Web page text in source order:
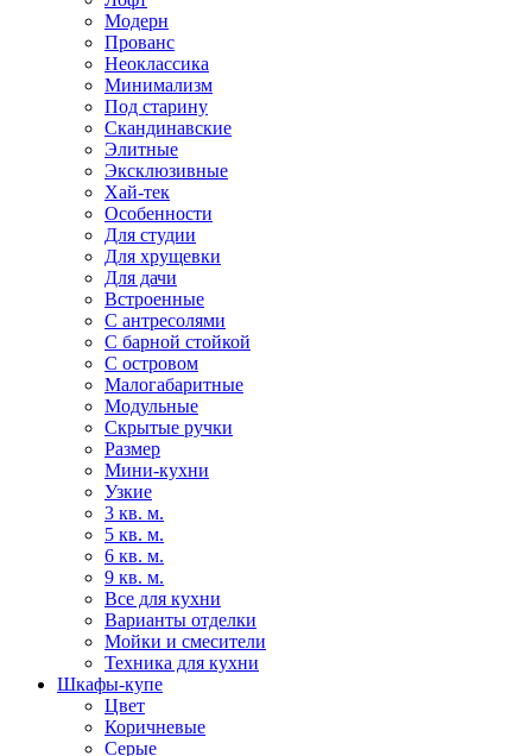
Модерн
Прованс
Неоклассика
Минимализм
Под старину
Скандинавские
Элитные
Эксклюзивные
Хай-тек
Особенности
Для студии
Для хрущевки
Для дачи
Встроенные
С антресолями
С барной стойкой
С островом
Малогабаритные
Модульные
Скрытые ручки
Размер
Мини-кухни
Узкие
3 кв. м.
5 кв. м.
6 кв. м.
9 кв. м.
Все для кухни
Варианты отделки
Мойки и смесители
Техника для кухни
Шкафы-купе
Цвет
Коричневые
Серые